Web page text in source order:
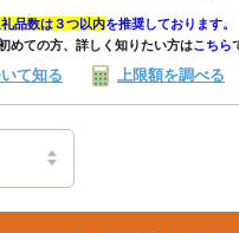
品数は３つ以内を推奨しております。
めての方、詳しく知りたい方はこちら
て知る 上限額を調べる